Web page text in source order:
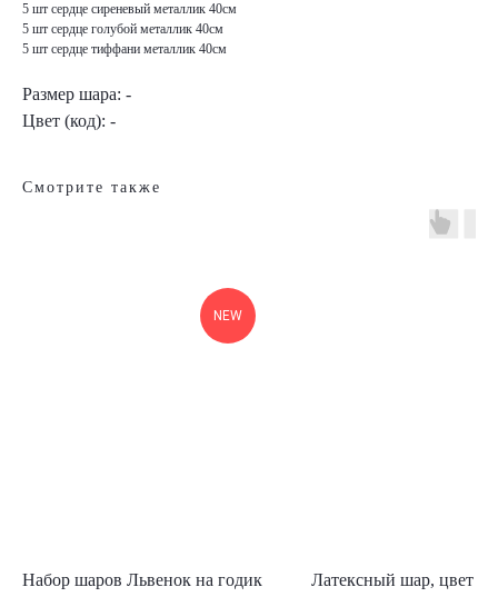
5 шт сердце сиреневый металлик 40см
5 шт сердце голубой металлик 40см
5 шт сердце тиффани металлик 40см
Размер шара: -
Цвет (код): -
Смотрите также
NEW
Набор шаров Львенок на годик
Латексный шар, цвет